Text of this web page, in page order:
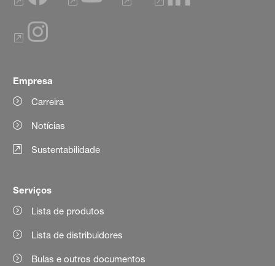
Empresa
Carreira
Notícias
Sustentabilidade
Serviços
Lista de produtos
Lista de distribuidores
Bulas e outros documentos